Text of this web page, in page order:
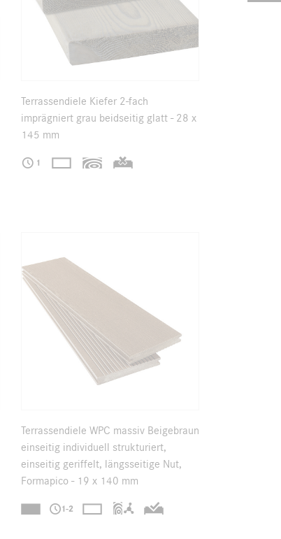
Terrassendiele Kiefer 2-fach
imprägniert grau beidseitig glatt - 28 x
145 mm
Terrassendiele WPC massiv Beigebraun
einseitig individuell strukturiert,
einseitig geriffelt, längsseitige Nut,
Formapico - 19 x 140 mm